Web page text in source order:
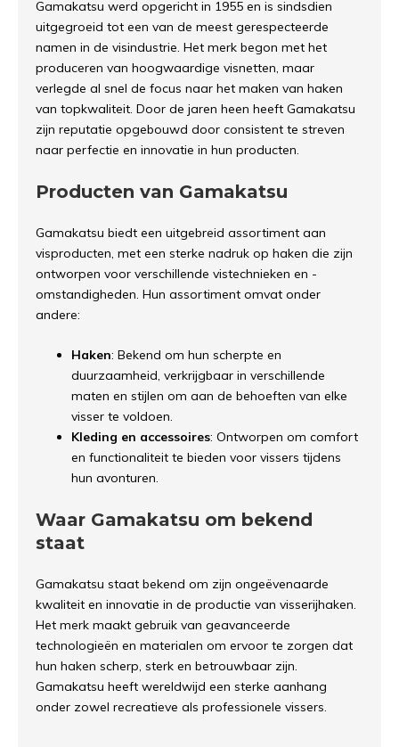
Gamakatsu werd opgericht in 1955 en is sindsdien
uitgegroeid tot een van de meest gerespecteerde
namen in de visindustrie. Het merk begon met het
produceren van hoogwaardige visnetten, maar
verlegde al snel de focus naar het maken van haken
van topkwaliteit. Door de jaren heen heeft Gamakatsu
zijn reputatie opgebouwd door consistent te streven
naar perfectie en innovatie in hun producten.
Producten van Gamakatsu
Gamakatsu biedt een uitgebreid assortiment aan
visproducten, met een sterke nadruk op haken die zijn
ontworpen voor verschillende vistechnieken en -
omstandigheden. Hun assortiment omvat onder
andere:
Haken: Bekend om hun scherpte en
duurzaamheid, verkrijgbaar in verschillende
maten en stijlen om aan de behoeften van elke
visser te voldoen.
Kleding en accessoires: Ontworpen om comfort
en functionaliteit te bieden voor vissers tijdens
hun avonturen.
Waar Gamakatsu om bekend
staat
Gamakatsu staat bekend om zijn ongeëvenaarde
kwaliteit en innovatie in de productie van visserijhaken.
Het merk maakt gebruik van geavanceerde
technologieën en materialen om ervoor te zorgen dat
hun haken scherp, sterk en betrouwbaar zijn.
Gamakatsu heeft wereldwijd een sterke aanhang
onder zowel recreatieve als professionele vissers.